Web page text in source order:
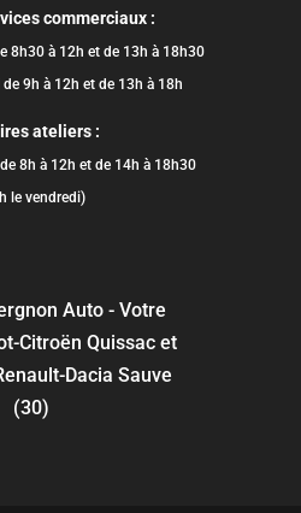
commerciaux :
8h30 à 12h et de 13h à 18h30
9h à 12h et de 13h à 18h
ateliers :
8h à 12h et de 14h à 18h30
le vendredi)